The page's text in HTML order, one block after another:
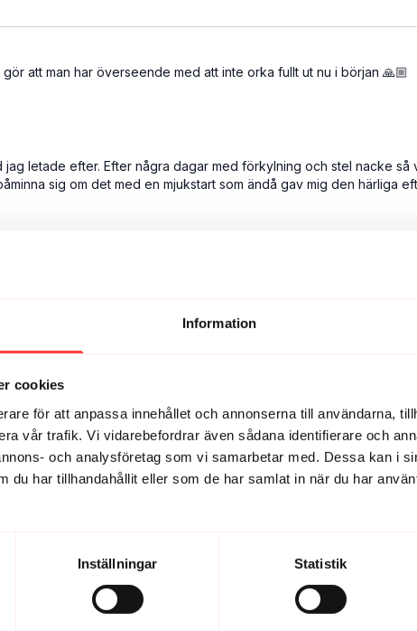
Information
cookies
för att anpassa innehållet och annonserna till användarna,
vår trafik. Vi vidarebefordrar även sådana identifierare och
och analysföretag som vi samarbetar med. Dessa kan i
du har tillhandahållit eller som de har samlat in när du har
Inställningar Statistik
att man har överseende med att inte orka fullt ut nu i början 🙏🏼
letade efter. Efter några dagar med förkylning och stel nacke så
sig om det med en mjukstart som ändå gav mig den härliga
idag! Ni förmedlar exakt den känslan jag var ute efter. Ett plus för
pass tack!
ur form helt sedan graviditeten 😊
Jobbar för mycket, ingen energi att gå på gym efter jobbet.
att svettas lite!